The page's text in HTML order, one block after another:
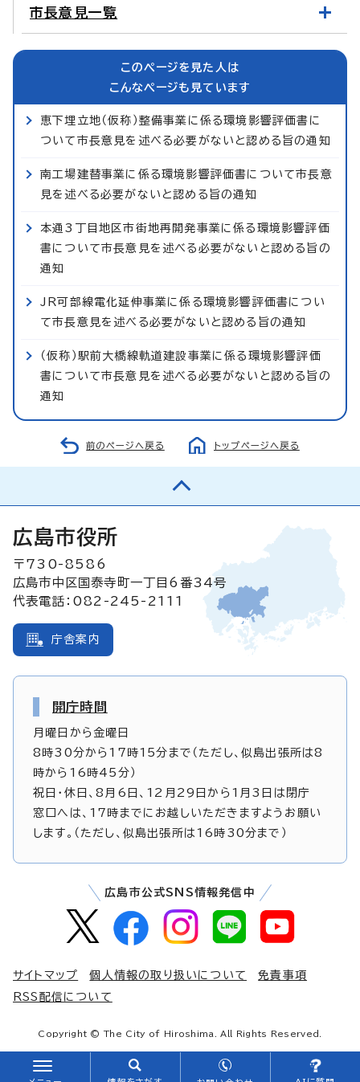
市長意見一覧
このページを見た人は
こんなページも見ています
恵下埋立地（仮称）整備事業に係る環境影響評価書に
ついて市長意見を述べる必要がないと認める旨の通知
南工場建替事業に係る環境影響評価書について市長意
見を述べる必要がないと認める旨の通知
本通3丁目地区市街地再開発事業に係る環境影響評価
書について市長意見を述べる必要がないと認める旨の
通知
JR可部線電化延伸事業に係る環境影響評価書につい
て市長意見を述べる必要がないと認める旨の通知
（仮称）駅前大橋線軌道建設事業に係る環境影響評価
書について市長意見を述べる必要がないと認める旨の
通知
前のページへ戻る トップページへ戻る
広島市役所
〒730-8586
広島市中区国泰寺町一丁目6番34号
代表電話：082-245-2111
庁舎案内
開庁時間
月曜日から金曜日
8時30分から17時15分まで（ただし、似島出張所は8
時から16時45分）
祝日・休日、8月6日、12月29日から1月3日は閉庁
窓口へは、17時までにお越しいただきますようお願い
します。（ただし、似島出張所は16時30分まで）
広島市公式SNS情報発信中
サイトマップ 個人情報の取り扱いについて
免責事項
RSS配信について
Copyright © The City of Hiroshima. All Rights Reserved.